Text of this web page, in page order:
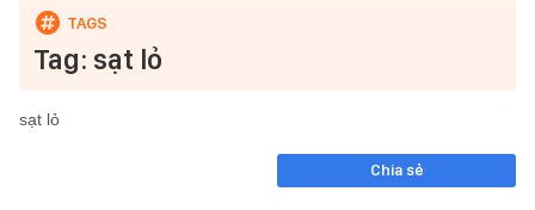
Tag: sạt lỏ
sạt lỏ
Chia sẻ